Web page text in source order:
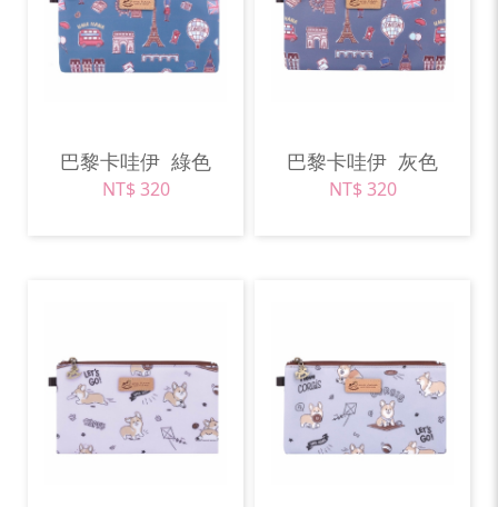
巴黎卡哇伊 綠色
NT$ 320
巴黎卡哇伊 灰色
NT$ 320